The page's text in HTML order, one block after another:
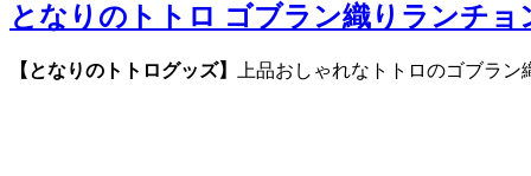
となりのトトロ ゴブラン織りランチョ
【となりのトトログッズ】 上品おしゃれなトトロのゴブラン